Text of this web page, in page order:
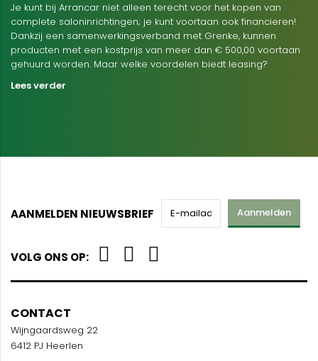
Je kunt bij Arrancar niet alleen terecht voor het kopen van
complete saloninrichtingen; je kunt voortaan ook financieren!
Dankzij een samenwerkingsverband met Grenke, kunnen
producten met een kostprijs van meer dan € 500,00 voortaan
gehuurd worden. Maar welke voordelen biedt leasing?
Lees verder
AANMELDEN NIEUWSBRIEF Aanmelden
VOLG ONS OP:
CONTACT
Wijngaardsweg 22
6412 PJ Heerlen